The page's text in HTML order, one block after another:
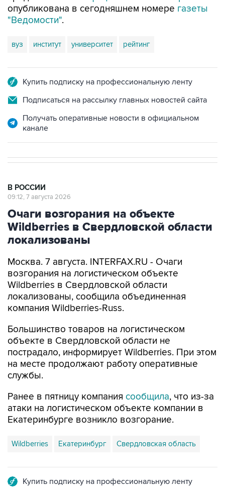
опубликована в сегодняшнем номере газеты
"Ведомости".
вуз институт университет рейтинг
Купить подписку на профессиональную ленту
Подписаться на рассылку главных новостей сайта
Получать оперативные новости в официальном
канале
В РОССИИ
09:12, 7 августа 2026
Очаги возгорания на объекте
Wildberries в Свердловской области
локализованы
Москва. 7 августа. INTERFAX.RU - Очаги
возгорания на логистическом объекте
Wildberries в Свердловской области
локализованы, сообщила объединенная
компания Wildberries-Russ.
Большинство товаров на логистическом
объекте в Свердловской области не
пострадало, информирует Wildberries. При этом
на месте продолжают работу оперативные
службы.
Ранее в пятницу компания сообщила, что из-за
атаки на логистическом объекте компании в
Екатеринбурге возникло возгорание.
Wildberries Екатеринбург Свердловская область
Купить подписку на профессиональную ленту